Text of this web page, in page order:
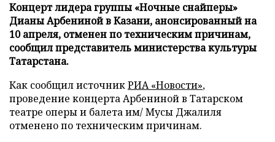
Концерт лидера группы «Ночные снайперы»
Дианы Арбениной в Казани, анонсированный на
10 апреля, отменен по техническим причинам,
сообщил представитель министерства культуры
Татарстана.
Как сообщил источникРИА «Новости»,
проведение концерта Арбениной в Татарском
театре оперы и балета им/ Мусы Джалиля
отменено по техническим причинам.